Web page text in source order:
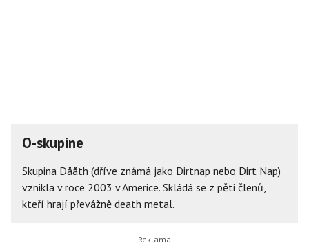
O-skupine
Skupina Dååth (dříve známá jako Dirtnap nebo Dirt Nap)
vznikla v roce 2003 v Americe. Skládá se z pěti členů,
kteří hrají převážně death metal.